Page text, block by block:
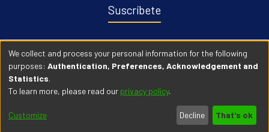
Suscríbete
Recibe notificaciones sobre nuevas publicaciones y eventos
relacionados con el repositorio. ingresa Aqui →
We collect and process your personal information for the following
purposes: Authentication, Preferences, Acknowledgement and
Statistics.
To learn more, please read our privacy policy.
Customize Decline That's ok